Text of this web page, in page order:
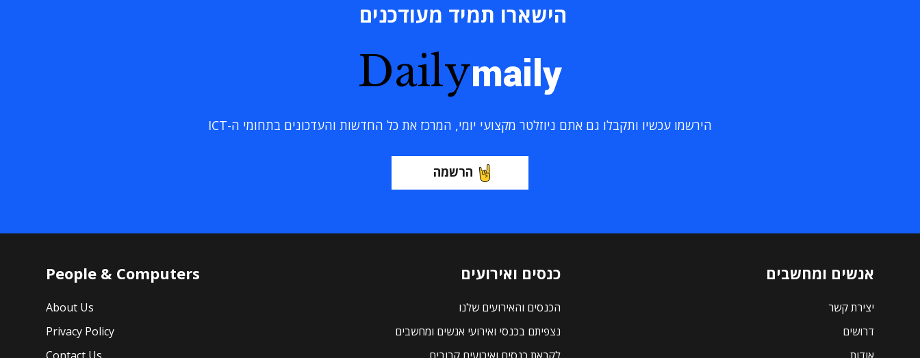
הישארו תמיד מעודכנים
Dailymaily
הירשמו עכשיו ותקבלו גם אתם ניוזלטר מקצועי יומי, המרכז את כל החדשות והעדכונים בתחומי ה-ICT
הרשמה
אנשים ומחשבים
יצירת קשר
דרושים
כנסים ואירועים
הכנסים והאירועים שלנו
נצפיתם בכנסי ואירועי אנשים ומחשבים
People & Computers
About Us
Privacy Policy